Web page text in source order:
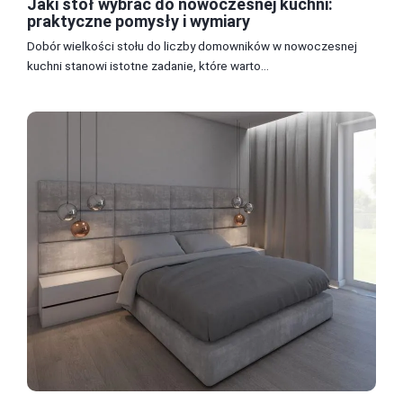
Jaki stół wybrać do nowoczesnej kuchni:
praktyczne pomysły i wymiary
Dobór wielkości stołu do liczby domowników w nowoczesnej
kuchni stanowi istotne zadanie, które warto...